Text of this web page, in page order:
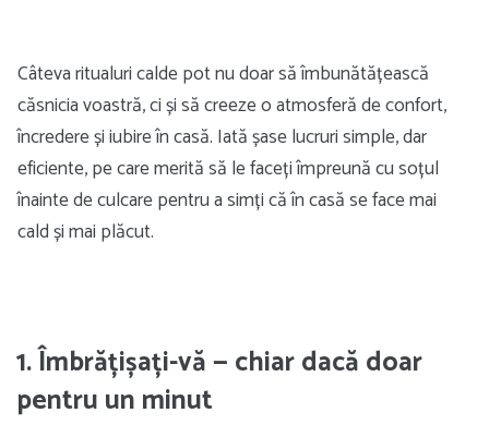
Câteva ritualuri calde pot nu doar să îmbunătățească
căsnicia voastră, ci și să creeze o atmosferă de confort,
încredere și iubire în casă. Iată șase lucruri simple, dar
eficiente, pe care merită să le faceți împreună cu soțul
înainte de culcare pentru a simți că în casă se face mai
cald și mai plăcut.
1. Îmbrățișați-vă — chiar dacă doar
pentru un minut